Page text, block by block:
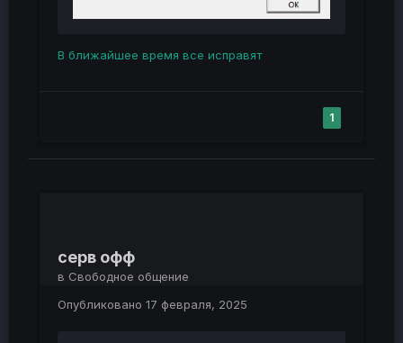
В ближайшее время все исправят
1
серв офф
в Свободное общение
Опубликовано 17 февраля, 2025